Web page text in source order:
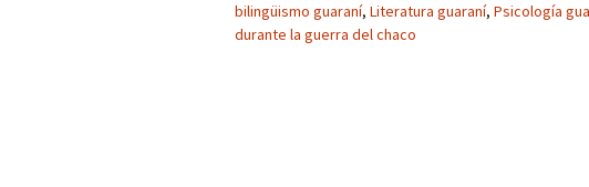
bilingüismo guaraní, Literatura guaraní, Psicología
durante la guerra del chaco